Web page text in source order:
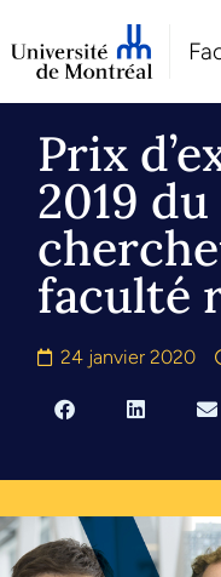
Prix
2019
faculté
24 janvier 2020